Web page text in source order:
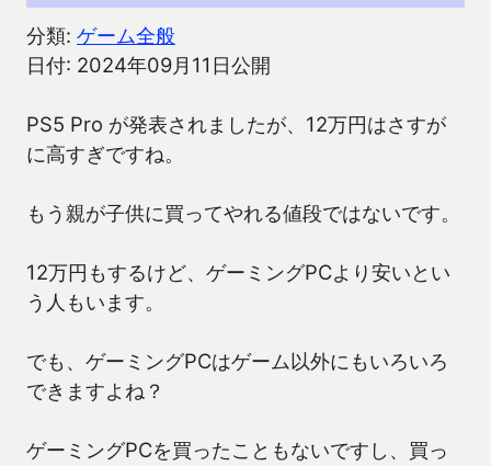
分類: ゲーム全般
日付: 2024年09月11日公開
PS5 Pro が発表されましたが、12万円はさすが
に高すぎですね。
もう親が子供に買ってやれる値段ではないです。
12万円もするけど、ゲーミングPCより安いとい
う人もいます。
でも、ゲーミングPCはゲーム以外にもいろいろ
できますよね？
ゲーミングPCを買ったこともないですし、買っ